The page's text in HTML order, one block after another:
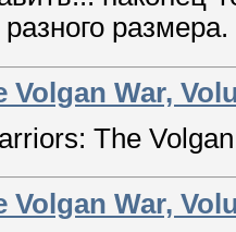
размера.
War,
The
War,